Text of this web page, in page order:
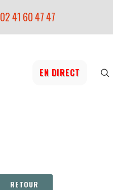
02 41 60 47 47
EN DIRECT
RETOUR